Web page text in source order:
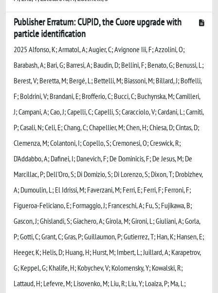
Publisher Erratum: CUPID, the Cuore upgrade with
particle identification
2025 Alfonso, K; Armatol, A; Augier, C; Avignone Iii, F; Azzolini, O;
Barabash, A; Bari, G; Barresi, A; Baudin, D; Bellini, F; Benato, G; Benussi, L;
Berest, V; Beretta, M; Bergé, L; Bettelli, M; Biassoni, M; Billard, J; Boffelli,
F; Boldrini, V; Brandani, E; Brofferio, C; Bucci, C; Buchynska, M; Camilleri,
J; Campani, A; Cao, J; Capelli, C; Capelli, S; Caracciolo, V; Cardani, L; Carniti,
P; Casali, N; Celi, E; Chang, C; Chapellier, M; Chen, H; Chiesa, D; Cintas, D;
Clemenza, M; Colantoni, I; Copello, S; Cremonesi, O; Creswick, R;
D'Addabbo, A; Dafinei, I; Danevich, F; De Dominicis, F; De Jesus, M; De
Marcillac, P; Dell'Oro, S; Di Domizio, S; Di Lorenzo, S; Dixon, T; Drobizhev,
A; Dumoulin, L; El Idrissi, M; Faverzani, M; Ferri, E; Ferri, F; Ferroni, F;
Figueroa-Feliciano, E; Formaggio, J; Franceschi, A; Fu, S; Fujikawa, B;
Gascon, J; Ghislandi, S; Giachero, A; Girola, M; Gironi, L; Giuliani, A; Gorla,
P; Gotti, C; Grant, C; Gras, P; Guillaumon, P; Gutierrez, T; Han, K; Hansen, E;
Heeger, K; Helis, D; Huang, H; Hurst, M; Imbert, L; Juillard, A; Karapetrov,
G; Keppel, G; Khalife, H; Kobychev, V; Kolomensky, Y; Kowalski, R;
Lattaud, H; Lefevre, M; Lisovenko, M; Liu, R; Liu, Y; Loaiza, P; Ma, L;